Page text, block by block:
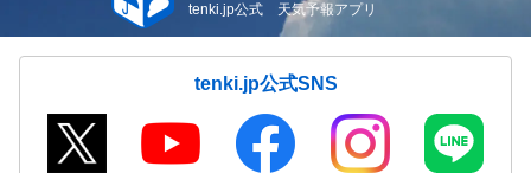
tenki.jp公式 天気予報アプリ
tenki.jp公式SNS